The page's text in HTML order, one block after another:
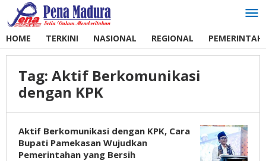
Lewati
ke
HOME TERKINI NASIONAL REGIONAL
Tag: Aktif Berkomunikasi
dengan KPK
Aktif Berkomunikasi dengan KPK, Cara
Bupati Pamekasan Wujudkan
Pemerintahan yang Bersih